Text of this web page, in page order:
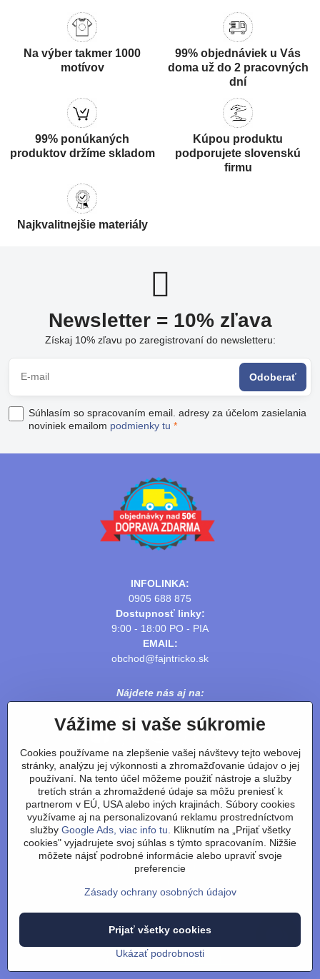
Na výber takmer 1000
motívov
99% objednáviek u Vás
doma už do 2 pracovných
dní
99% ponúkaných
produktov držíme skladom
Kúpou produktu
podporujete slovenskú
firmu
Najkvalitnejšie materiály
Newsletter = 10% zľava
Získaj 10% zľavu po zaregistrovaní do newsletteru:
Odoberať
Súhlasím so spracovaním email. adresy za účelom zasielania
noviniek emailom podmienky tu *
INFOLINKA:
0905 688 875
Dostupnosť linky:
9:00 - 18:00 PO - PIA
EMAIL:
obchod@fajntricko.sk
Nájdete nás aj na:
Obchodné podmienky/vrátenie tovaru /reklamácie/výmena
články/technológie a výroba
©2026Copyright
Predvoľby súkromiaZásady ochrany osobných údajov
Stav objednávky
Vytvorené pomocou:BiznisWeb.sk
Vážime si vaše súkromie
Cookies používame na zlepšenie vašej návštevy tejto webovej
stránky, analýzu jej výkonnosti a zhromažďovanie údajov o jej
používaní. Na tento účel môžeme použiť nástroje a služby
tretích strán a zhromaždené údaje sa môžu preniesť k
partnerom v EÚ, USA alebo iných krajinách. Súbory cookies
využívame aj na personalizovanú reklamu prostredníctvom
služby Google Ads, viac info tu.
Kliknutím na „Prijať všetky
cookies" vyjadrujete svoj súhlas s týmto spracovaním. Nižšie
môžete nájsť podrobné informácie alebo upraviť svoje
preferencie
Zásady ochrany osobných údajov
Ukázať podrobnosti
Prijať všetky cookies